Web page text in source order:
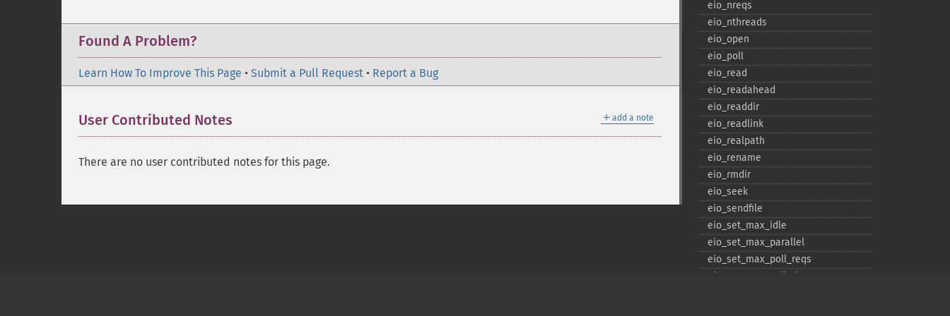
Found A Problem?
Learn How To Improve This Page • Submit a Pull Request • Report a Bug
＋ add a note
User Contributed Notes
There are no user contributed notes for this page.
eio_​nreqs
eio_​nthreads
eio_​open
eio_​poll
eio_​read
eio_​readahead
eio_​readdir
eio_​readlink
eio_​realpath
eio_​rename
eio_​rmdir
eio_​seek
eio_​sendfile
eio_​set_​max_​idle
eio_​set_​max_​parallel
eio_​set_​max_​poll_​reqs
eio_​set_​max_​poll_​time